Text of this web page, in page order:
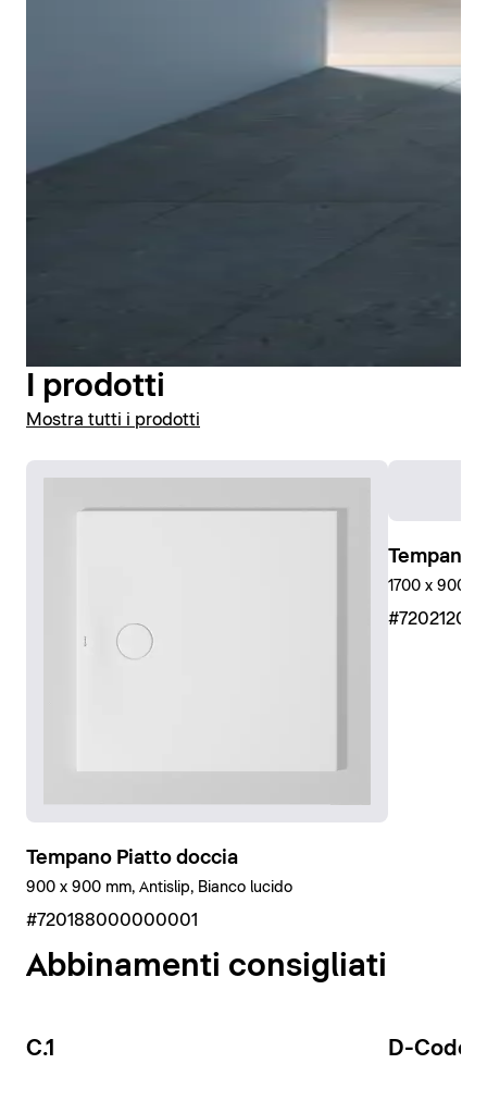
guarnizione composita. In questo modo è possibile
realizzare facilmente il livello di tenuta secondo la
norma DIN 18534. KIWA Germania ha certificato
l'impermeabilità di Tempano una volta installato.
acustico, nonché la più severa norma svizzera SIA 181
pavimento). Ciò è stato verificato e certificato dal
Fraunhofer Institut.
I prodotti
Mostra tutti i prodotti
Tempano Piatto doccia
900 x 900 mm, Antislip, Bianco lucido
#720188000000001
Tempano
1700 x 900
Abbinamenti consigliati
C.1 D-Code